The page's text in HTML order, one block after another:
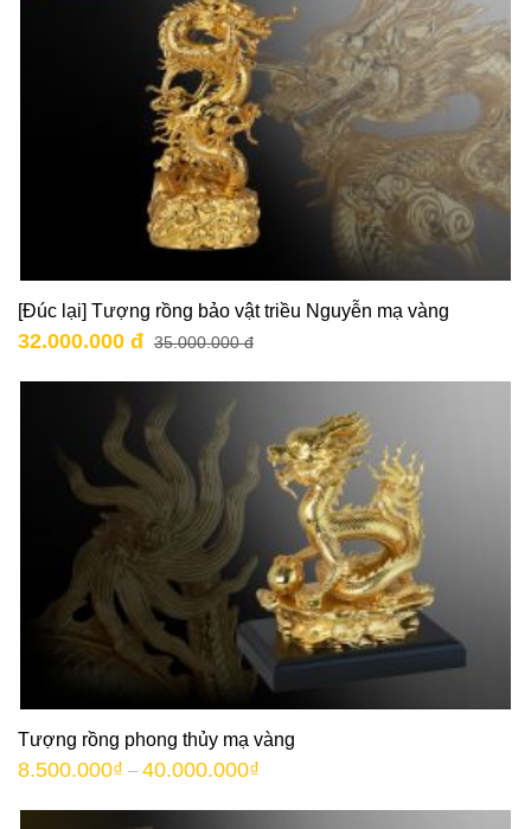
[Đúc lại] Tượng rồng bảo vật triều Nguyễn mạ vàng
32.000.000 đ 35.000.000 đ
Tượng rồng phong thủy mạ vàng
8.500.000₫ – 40.000.000₫